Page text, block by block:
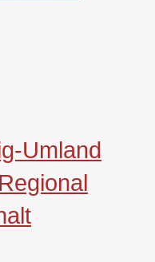
Umland